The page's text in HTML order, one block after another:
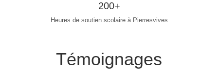
200+
Heures de soutien scolaire à Pierresvives
Témoignages